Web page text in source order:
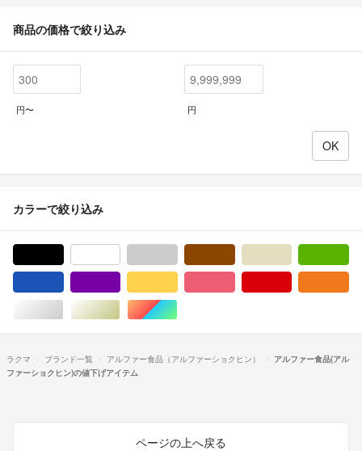
商品の価格で絞り込み
円〜 円
カラーで絞り込み
シルバー/銀色系ゴールド/金色系マルチカラー
ラクマ ブランド一覧 アルファー食品（アルファーショクヒン）
アルファー食品(アル
ファーショクヒン)の値下げアイテム
ページの上へ戻る